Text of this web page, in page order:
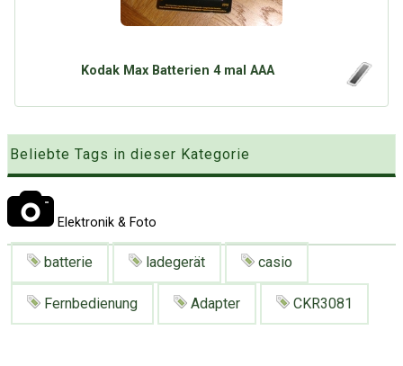
Google
Erweitere Suche
Suchanfragen
Zufallsartikel
Kodak Max Batterien 4 mal AAA
Beliebte Tags in dieser Kategorie
Elektronik & Foto
batterie ladegerät casio
Fernbedienung Adapter CKR3081